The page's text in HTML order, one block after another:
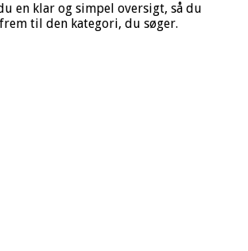
en klar og simpel oversigt, så du
til den kategori, du søger.